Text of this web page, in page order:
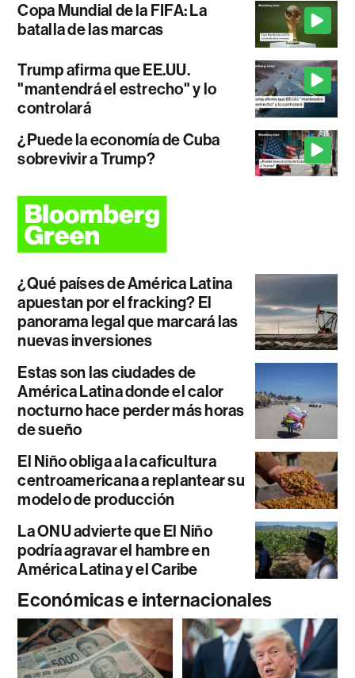
Copa Mundial de la FIFA: La
batalla de las marcas
Trump afirma que EE.UU.
"mantendrá el estrecho" y lo
controlará
¿Puede la economía de Cuba
sobrevivir a Trump?
¿Qué países de América Latina
apuestan por el fracking? El
panorama legal que marcará las
nuevas inversiones
Estas son las ciudades de
América Latina donde el calor
nocturno hace perder más horas
de sueño
El Niño obliga a la caficultura
centroamericana a replantear su
modelo de producción
La ONU advierte que El Niño
podría agravar el hambre en
América Latina y el Caribe
Económicas e internacionales